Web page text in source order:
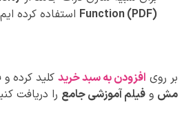
Function (PDF) استفاده کرده
بر روی افزودن به سبد خرید کلید کرده
مش وفیلم آموزشی جامع را دریافت